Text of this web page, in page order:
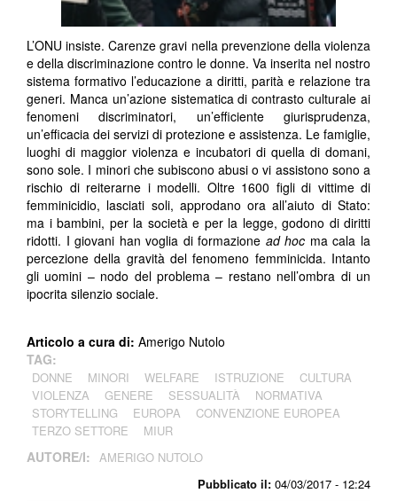
Pubblicato il: 04/03/2017 - 12:24
L’ONU insiste. Carenze gravi nella prevenzione della violenza
e della discriminazione contro le donne. Va inserita nel nostro
sistema formativo l’educazione a diritti, parità e relazione tra
generi. Manca un’azione sistematica di contrasto culturale ai
fenomeni discriminatori, un’efficiente giurisprudenza,
un’efficacia dei servizi di protezione e assistenza. Le famiglie,
luoghi di maggior violenza e incubatori di quella di domani,
sono sole. I minori che subiscono abusi o vi assistono sono a
rischio di reiterarne i modelli. Oltre 1600 figli di vittime di
femminicidio, lasciati soli, approdano ora all’aiuto di Stato:
ma i bambini, per la società e per la legge, godono di diritti
ridotti. I giovani han voglia di formazione ad hoc ma cala la
percezione della gravità del fenomeno femminicida. Intanto
gli uomini – nodo del problema – restano nell’ombra di un
ipocrita silenzio sociale.
Articolo a cura di: Amerigo Nutolo
TAG:
DONNE MINORI WELFARE ISTRUZIONE
CULTURA
VIOLENZA
GENERE SESSUALITÀ
NORMATIVA
STORYTELLING
EUROPA
CONVENZIONE EUROPEA
TERZO SETTORE
MIUR
AUTORE/I: AMERIGO NUTOLO